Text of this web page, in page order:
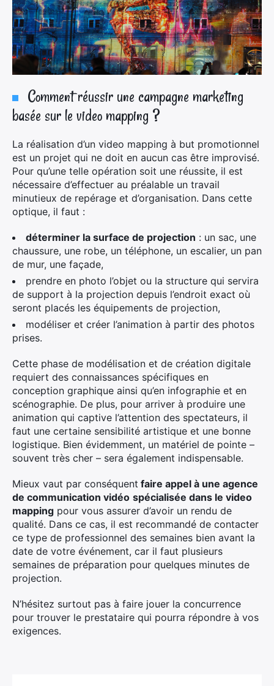
Comment réussir une campagne marketing
basée sur le video mapping ?
La réalisation d’un video mapping à but promotionnel
est un projet qui ne doit en aucun cas être improvisé.
Pour qu’une telle opération soit une réussite, il est
nécessaire d’effectuer au préalable un travail
minutieux de repérage et d’organisation. Dans cette
optique, il faut :
déterminer la surface de projection : un sac, une
chaussure, une robe, un téléphone, un escalier, un pan
de mur, une façade,
prendre en photo l’objet ou la structure qui servira
de support à la projection depuis l’endroit exact où
seront placés les équipements de projection,
modéliser et créer l’animation à partir des photos
prises.
Cette phase de modélisation et de création digitale
requiert des connaissances spécifiques en
conception graphique ainsi qu’en infographie et en
scénographie. De plus, pour arriver à produire une
animation qui captive l’attention des spectateurs, il
faut une certaine sensibilité artistique et une bonne
logistique. Bien évidemment, un matériel de pointe –
souvent très cher – sera également indispensable.
Mieux vaut par conséquent faire appel à une agence
de communication vidéo spécialisée dans le video
mapping pour vous assurer d’avoir un rendu de
qualité. Dans ce cas, il est recommandé de contacter
ce type de professionnel des semaines bien avant la
date de votre événement, car il faut plusieurs
semaines de préparation pour quelques minutes de
projection.
N’hésitez surtout pas à faire jouer la concurrence
pour trouver le prestataire qui pourra répondre à vos
exigences.